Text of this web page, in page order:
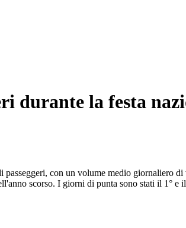
durante la festa
con un volume medio giornaliero
scorso. I giorni di punta sono stati il 1° e